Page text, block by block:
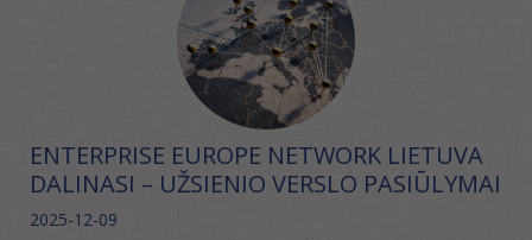
ENTERPRISE EUROPE NETWORK LIETUVA
DALINASI – UŽSIENIO VERSLO PASIŪLYMAI
2025-12-09